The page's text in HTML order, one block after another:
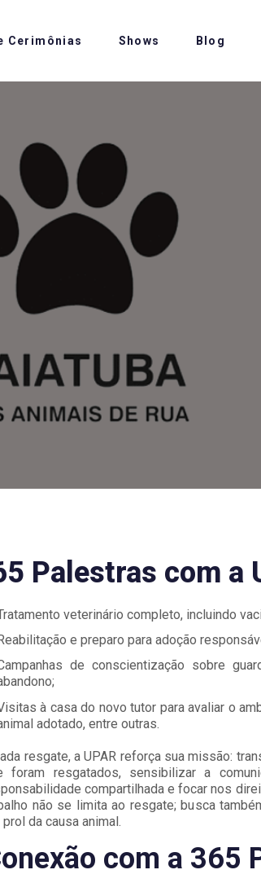
Cerimônias Shows Blog
Palestras com a
veterinário completo, incluindo
Reabilitação e preparo para adoção
de conscientização sobre
à casa do novo tutor para avaliar o
adotado, entre outras.
resgate, a UPAR reforça sua missão:
foram resgatados, sensibilizar a
compartilhada e focar nos
não se limita ao resgate; busca
da causa animal.
com a 365